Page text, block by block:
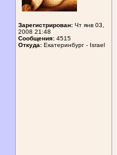
Зарегистрирован: Чт янв 03,
2008 21:48
Сообщения: 4515
Откуда: Екатеринбург - Israel